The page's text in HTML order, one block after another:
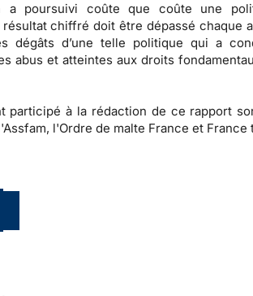
a poursuivi coûte que coûte une
résultat chiffré doit être dépassé chaque
dégâts d’une telle politique qui a
abus et atteintes aux droits
participé à la rédaction de ce rapport
l'Ordre de malte France et France